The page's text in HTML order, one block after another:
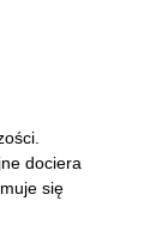
dociera
się